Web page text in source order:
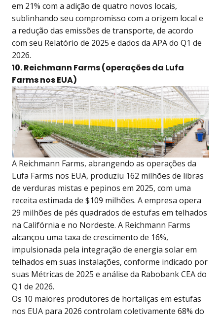
em 21% com a adição de quatro novos locais,
sublinhando seu compromisso com a origem local e
a redução das emissões de transporte, de acordo
com seu Relatório de 2025 e dados da APA do Q1 de
2026.
10. Reichmann Farms (operações da Lufa
Farms nos EUA)
A Reichmann Farms, abrangendo as operações da
Lufa Farms nos EUA, produziu 162 milhões de libras
de verduras mistas e pepinos em 2025, com uma
receita estimada de $109 milhões. A empresa opera
29 milhões de pés quadrados de estufas em telhados
na Califórnia e no Nordeste. A Reichmann Farms
alcançou uma taxa de crescimento de 16%,
impulsionada pela integração de energia solar em
telhados em suas instalações, conforme indicado por
suas Métricas de 2025 e análise da Rabobank CEA do
Q1 de 2026.
Os 10 maiores produtores de hortaliças em estufas
nos EUA para 2026 controlam coletivamente 68% do